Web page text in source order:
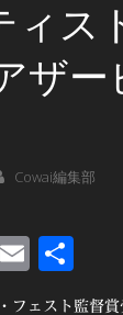
ィス
ザー
Cowai編集部
LineEmail
フェスト監督